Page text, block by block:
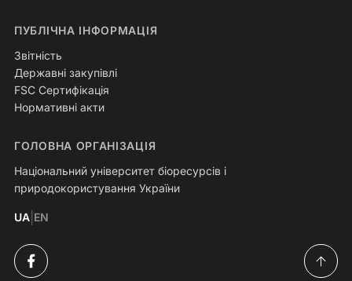
ПУБЛІЧНА ІНФОРМАЦІЯ
Звітність
Державні закупівлі
FSC Сертифікація
Нормативні акти
ГОЛОВНА ОРГАНІЗАЦІЯ
Національний університет біоресурсів і
природокористування України
UA EN